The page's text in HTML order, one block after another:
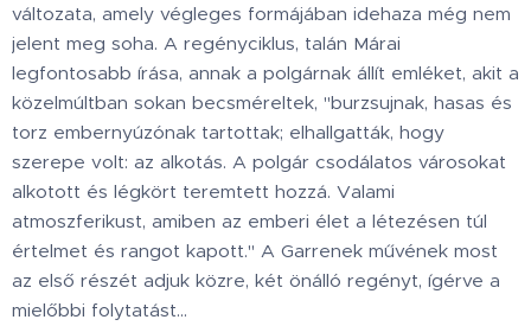
változata, amely végleges formájában idehaza még nem
jelent meg soha. A regényciklus, talán Márai
legfontosabb írása, annak a polgárnak állít emléket, akit a
közelmúltban sokan becsméreltek, "burzsujnak, hasas és
torz embernyúzónak tartottak; elhallgatták, hogy
szerepe volt: az alkotás. A polgár csodálatos városokat
alkotott és légkört teremtett hozzá. Valami
atmoszferikust, amiben az emberi élet a létezésen túl
értelmet és rangot kapott." A Garrenek művének most
az első részét adjuk közre, két önálló regényt, ígérve a
mielőbbi folytatást...